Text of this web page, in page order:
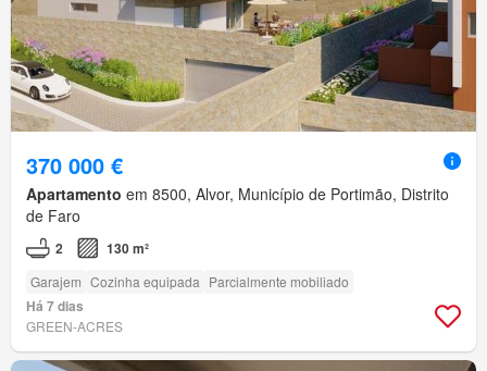
370 000 €
Apartamento em 8500, Alvor, Município de Portimão, Distrito
de Faro
2 130 m²
Garajem Cozinha equipada Parcialmente mobiliado
Há 7 dias
GREEN-ACRES